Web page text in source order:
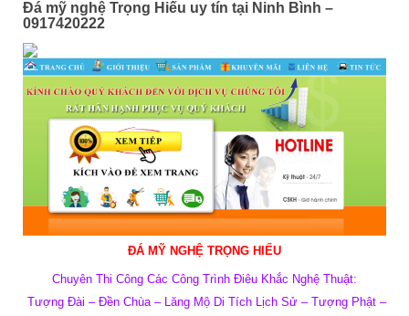
Đá mỹ nghệ Trọng Hiếu uy tín tại Ninh Bình –
0917420222
ĐÁ MỸ NGHỆ TRỌNG HIẾU
Chuyên Thi Công Các Công Trình Điêu Khắc Nghệ Thuật:
Tượng Đài – Đền Chùa – Lăng Mộ Di Tích Lịch Sử – Tượng Phật –